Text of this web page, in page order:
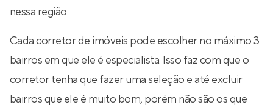
nessa região.
Cada corretor de imóveis pode escolher no máximo 3
bairros em que ele é especialista. Isso faz com que o
corretor tenha que fazer uma seleção e até excluir
bairros que ele é muito bom, porém não são os que